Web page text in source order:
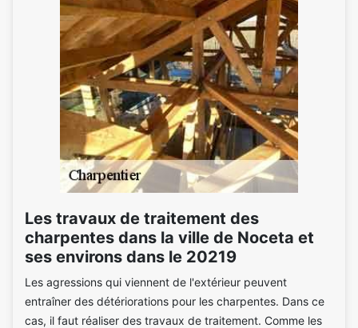
Les travaux de traitement des
charpentes dans la ville de Noceta et
ses environs dans le 20219
Les agressions qui viennent de l'extérieur peuvent
entraîner des détériorations pour les charpentes. Dans ce
cas, il faut réaliser des travaux de traitement. Comme les